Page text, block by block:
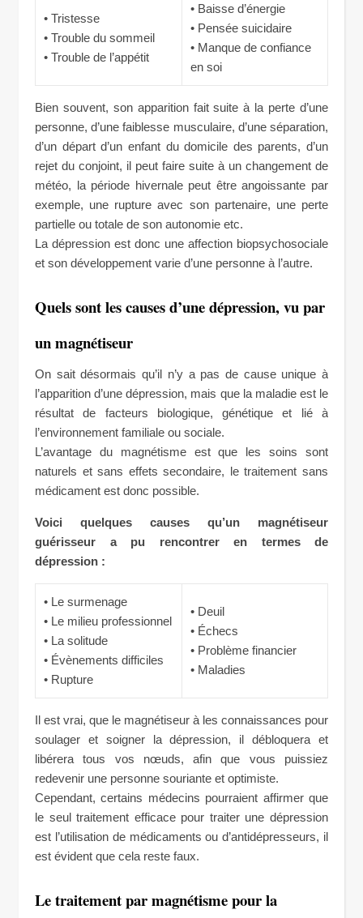
• Tristesse
• Trouble du sommeil
• Trouble de l’appétit
• Baisse d’énergie
• Pensée suicidaire
• Manque de confiance
en soi
Bien souvent, son apparition fait suite à la perte d’une
personne, d’une faiblesse musculaire, d’une séparation,
d’un départ d’un enfant du domicile des parents, d’un
rejet du conjoint, il peut faire suite à un changement de
météo, la période hivernale peut être angoissante par
exemple, une rupture avec son partenaire, une perte
partielle ou totale de son autonomie etc.
La dépression est donc une affection biopsychosociale
et son développement varie d’une personne à l’autre.
Quels sont les causes d’une dépression, vu par
un magnétiseur
On sait désormais qu’il n’y a pas de cause unique à
l’apparition d’une dépression, mais que la maladie est le
résultat de facteurs biologique, génétique et lié à
l’environnement familiale ou sociale.
L’avantage du magnétisme est que les soins sont
naturels et sans effets secondaire, le traitement sans
médicament est donc possible.
Voici quelques causes qu’un magnétiseur
guérisseur a pu rencontrer en termes de
dépression :
• Le surmenage
• Le milieu professionnel
• La solitude
• Évènements difficiles
• Rupture
• Deuil
• Échecs
• Problème financier
• Maladies
Il est vrai, que le magnétiseur à les connaissances pour
soulager et soigner la dépression, il débloquera et
libérera tous vos nœuds, afin que vous puissiez
redevenir une personne souriante et optimiste.
Cependant, certains médecins pourraient affirmer que
le seul traitement efficace pour traiter une dépression
est l’utilisation de médicaments ou d’antidépresseurs, il
est évident que cela reste faux.
Le traitement par magnétisme pour la